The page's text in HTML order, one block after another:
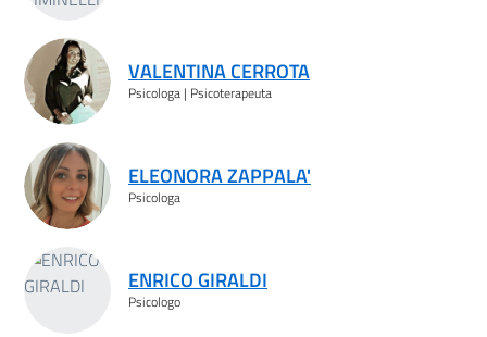
VALENTINA CERROTA
Psicologa | Psicoterapeuta
ELEONORA ZAPPALA'
Psicologa
ENRICO GIRALDI
Psicologo